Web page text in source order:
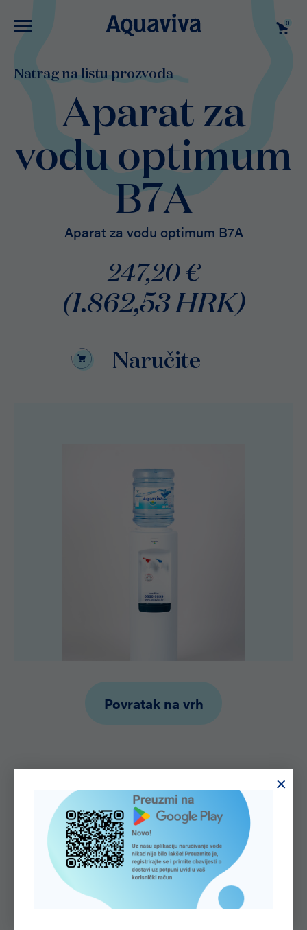
0
Natrag na listu prozvoda
Aparat za
vodu optimum
B7A
Aparat za vodu optimum B7A
247,20 €
(1.862,53 HRK)
Naručite
Povratak na vrh
SAZNAJTE VIŠE O NAMA
Vodaje pokretačka snaga
cijele prirode.
O kvaliteti našeg proizvoda, vode Aquaviva svjedoče
brojna priznanja i certifikati koje dodjeljuju stručne i
nezavisne nadležne institucije. Ponosni smo na dobivene